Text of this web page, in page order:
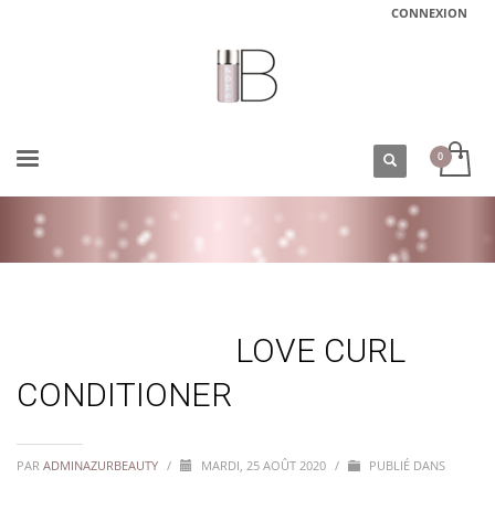
CONNEXION
LOVE CURL
CONDITIONER
PAR ADMINAZURBEAUTY / MARDI, 25 AOÛT 2020 / PUBLIÉ DANS